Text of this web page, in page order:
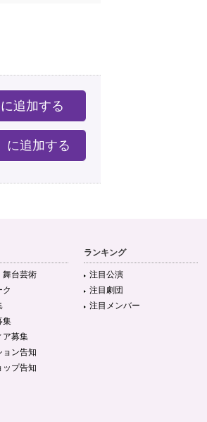
追加する
に追加する
舞台芸術
ク
集
ア募集
ョン告知
ップ告知
ランキング
注目公演
注目劇団
注目メンバー